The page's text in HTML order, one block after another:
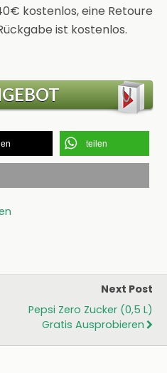
kostenlos, eine Retoure
ist kostenlos.
teilen
Next Post
Pepsi Zero Zucker (0,5 L)
Gratis Ausprobieren